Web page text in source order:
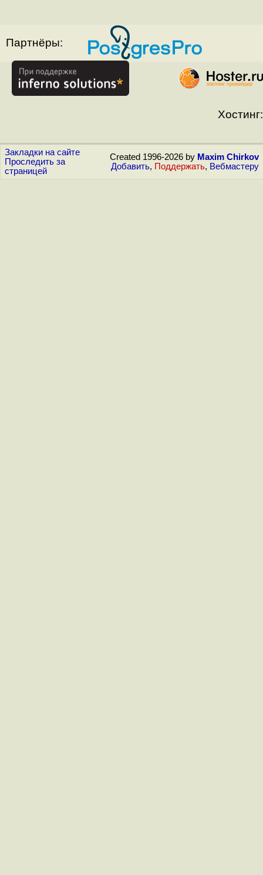
Партнёры:
Хостинг:
Закладки на сайте
Проследить за
страницей
Created 1996-2026 by Maxim Chirkov
Добавить, Поддержать, Вебмастеру